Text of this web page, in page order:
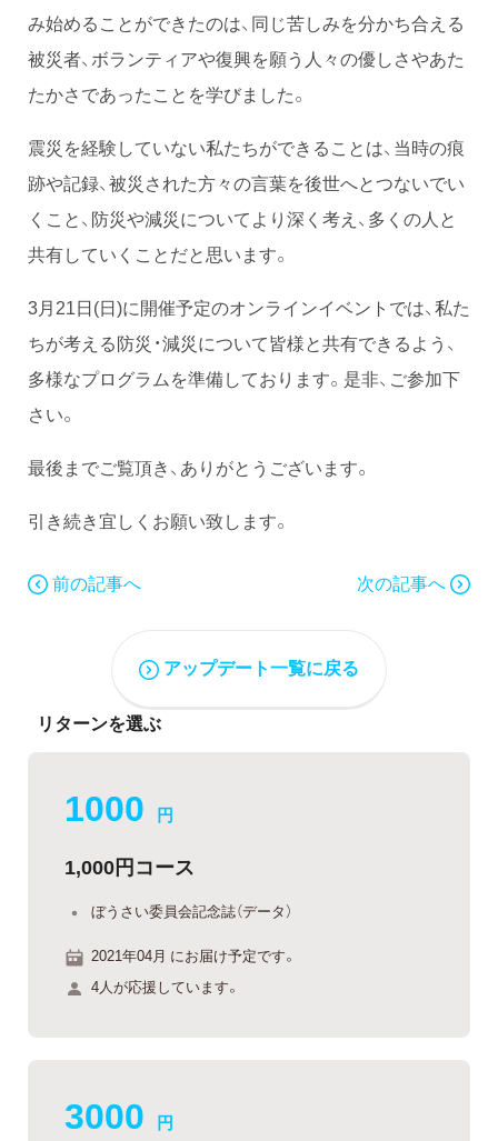
み始めることができたのは、同じ苦しみを分かち合える
被災者、ボランティアや復興を願う人々の優しさやあた
たかさであったことを学びました。
震災を経験していない私たちができることは、当時の痕
跡や記録、被災された方々の言葉を後世へとつないでい
くこと、防災や減災についてより深く考え、多くの人と
共有していくことだと思います。
3月21日(日)に開催予定のオンラインイベントでは、私た
ちが考える防災・減災について皆様と共有できるよう、
多様なプログラムを準備しております。是非、ご参加下
さい。
最後までご覧頂き、ありがとうございます。
引き続き宜しくお願い致します。
前の記事へ 次の記事へ
アップデート一覧に戻る
リターンを選ぶ
1000 円
1,000円コース
ぼうさい委員会記念誌（データ）
2021年04月 にお届け予定です。
4人が応援しています。
3000 円